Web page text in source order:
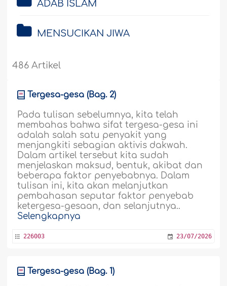
ADAB ISLAM
MENSUCIKAN JIWA
486 Artikel
Tergesa-gesa (Bag. 2)
Pada tulisan sebelumnya, kita telah
membahas bahwa sifat tergesa-gesa ini
adalah salah satu penyakit yang
menjangkiti sebagian aktivis dakwah.
Dalam artikel tersebut kita sudah
menjelaskan maksud, bentuk, akibat dan
beberapa faktor penyebabnya. Dalam
tulisan ini, kita akan melanjutkan
pembahasan seputar faktor penyebab
ketergesa-gesaan, dan selanjutnya..
Selengkapnya
226003 23/07/2026
Tergesa-gesa (Bag. 1)